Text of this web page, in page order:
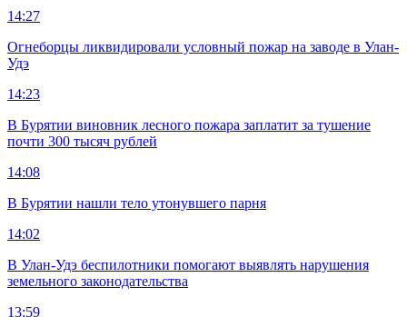
14:27
Огнеборцы ликвидировали условный пожар на заводе в Улан-
Удэ
14:23
В Бурятии виновник лесного пожара заплатит за тушение
почти 300 тысяч рублей
14:08
В Бурятии нашли тело утонувшего парня
14:02
В Улан-Удэ беспилотники помогают выявлять нарушения
земельного законодательства
13:59